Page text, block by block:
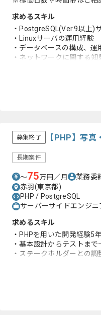
求めるスキル
・PostgreSQL(Ver.9以上)
・Linuxサーバの運用経験
・データベースの構成、
・ネットワークに関する知
募集終了 【PHP】写
長期案件
〜75万円／月 業務委
赤羽(東京都)
PHP / PostgreSQL
サーバーサイドエンジ
求めるスキル
・PHPを用いた開発経験5
・基本設計からテストま
・ステークホルダーとの調